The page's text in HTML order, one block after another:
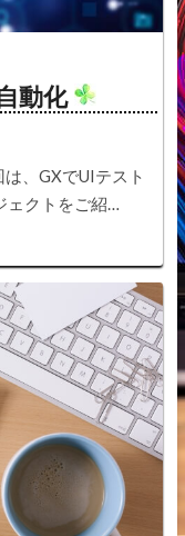
動化
、GXでUIテスト
ェクトをご紹…